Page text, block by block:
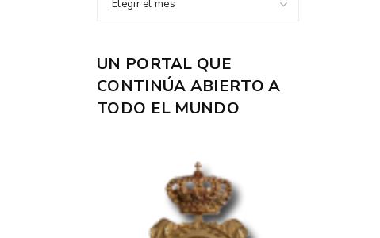
Elegir el mes
UN PORTAL QUE
CONTINÚA ABIERTO A
TODO EL MUNDO